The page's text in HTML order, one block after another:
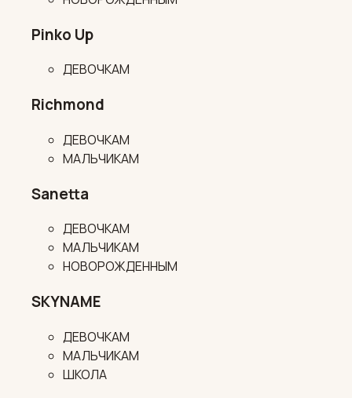
Pinko Up
ДЕВОЧКАМ
Richmond
ДЕВОЧКАМ
МАЛЬЧИКАМ
Sanetta
ДЕВОЧКАМ
МАЛЬЧИКАМ
НОВОРОЖДЕННЫМ
SKYNAME
ДЕВОЧКАМ
МАЛЬЧИКАМ
ШКОЛА